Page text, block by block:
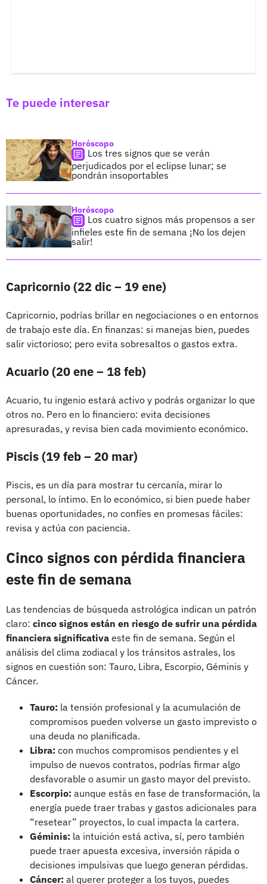
Te puede interesar
Horóscopo
Los tres signos que se verán
perjudicados por el eclipse lunar; se
pondrán insoportables
Horóscopo
Los cuatro signos más propensos a ser
infieles este fin de semana ¡No los dejen
salir!
Capricornio (22 dic – 19 ene)
Capricornio, podrías brillar en negociaciones o en entornos
de trabajo este día. En finanzas: si manejas bien, puedes
salir victorioso; pero evita sobresaltos o gastos extra.
Acuario (20 ene – 18 feb)
Acuario, tu ingenio estará activo y podrás organizar lo que
otros no. Pero en lo financiero: evita decisiones
apresuradas, y revisa bien cada movimiento económico.
Piscis (19 feb – 20 mar)
Piscis, es un día para mostrar tu cercanía, mirar lo
personal, lo íntimo. En lo económico, si bien puede haber
buenas oportunidades, no confíes en promesas fáciles:
revisa y actúa con paciencia.
Cinco signos con pérdida financiera
este fin de semana
Las tendencias de búsqueda astrológica indican un patrón
claro: cinco signos están en riesgo de sufrir una pérdida
financiera significativa este fin de semana. Según el
análisis del clima zodiacal y los tránsitos astrales, los
signos en cuestión son: Tauro, Libra, Escorpio, Géminis y
Cáncer.
Tauro: la tensión profesional y la acumulación de
compromisos pueden volverse un gasto imprevisto o
una deuda no planificada.
Libra: con muchos compromisos pendientes y el
impulso de nuevos contratos, podrías firmar algo
desfavorable o asumir un gasto mayor del previsto.
Escorpio: aunque estás en fase de transformación, la
energía puede traer trabas y gastos adicionales para
“resetear” proyectos, lo cual impacta la cartera.
Géminis: la intuición está activa, sí, pero también
puede traer apuesta excesiva, inversión rápida o
decisiones impulsivas que luego generan pérdidas.
Cáncer: al querer proteger a los tuyos, puedes